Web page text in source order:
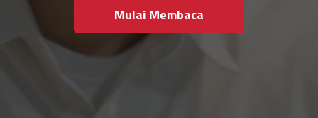
Mulai Membaca